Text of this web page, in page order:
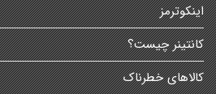
اینکوترمز
کانتینر چیست؟
کالاهای خطرناک